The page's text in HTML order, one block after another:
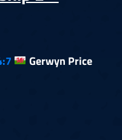
Gerwyn Price